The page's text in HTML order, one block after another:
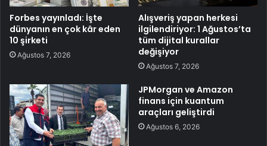
Forbes yayınladı: İşte
dünyanın en çok kâr eden
10 şirketi
Ağustos 7, 2026
Alışveriş yapan herkesi
ilgilendiriyor: 1 Ağustos’ta
tüm dijital kurallar
değişiyor
Ağustos 7, 2026
JPMorgan ve Amazon
finans için kuantum
araçları geliştirdi
Ağustos 6, 2026